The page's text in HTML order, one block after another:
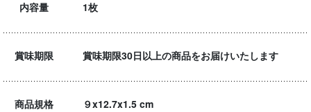
内容量 1枚
賞味期限 賞味期限30日以上の商品をお届けいたします
商品規格
９x12.7x1.5 cm